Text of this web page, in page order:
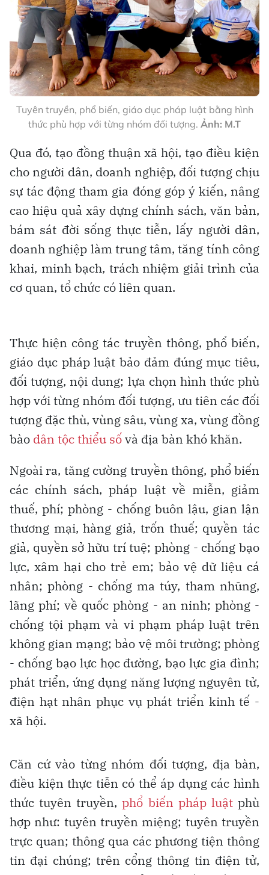
Tuyên truyền, phổ biến, giáo dục pháp luật bằng hình
thức phù hợp với từng nhóm đối tượng. Ảnh: M.T
Qua đó, tạo đồng thuận xã hội, tạo điều kiện
cho người dân, doanh nghiệp, đối tượng chịu
sự tác động tham gia đóng góp ý kiến, nâng
cao hiệu quả xây dựng chính sách, văn bản,
bám sát đời sống thực tiễn, lấy người dân,
doanh nghiệp làm trung tâm, tăng tính công
khai, minh bạch, trách nhiệm giải trình của
cơ quan, tổ chức có liên quan.
Thực hiện công tác truyền thông, phổ biến,
giáo dục pháp luật bảo đảm đúng mục tiêu,
đối tượng, nội dung; lựa chọn hình thức phù
hợp với từng nhóm đối tượng, ưu tiên các đối
tượng đặc thù, vùng sâu, vùng xa, vùng đồng
bào dân tộc thiểu sốvà địa bàn khó khăn.
Ngoài ra, tăng cường truyền thông, phổ biến
các chính sách, pháp luật về miễn, giảm
thuế, phí; phòng - chống buôn lậu, gian lận
thương mại, hàng giả, trốn thuế; quyền tác
giả, quyền sở hữu trí tuệ; phòng - chống bạo
lực, xâm hại cho trẻ em; bảo vệ dữ liệu cá
nhân; phòng - chống ma túy, tham nhũng,
lãng phí; về quốc phòng - an ninh; phòng -
chống tội phạm và vi phạm pháp luật trên
không gian mạng; bảo vệ môi trường; phòng
- chống bạo lực học đường, bạo lực gia đình;
phát triển, ứng dụng năng lượng nguyên tử,
điện hạt nhân phục vụ phát triển kinh tế -
xã hội.
Căn cứ vào từng nhóm đối tượng, địa bàn,
điều kiện thực tiễn có thể áp dụng các hình
thức tuyên truyền,phổ biến pháp luậtphù
hợp như: tuyên truyền miệng; tuyên truyền
trực quan; thông qua các phương tiện thông
tin đại chúng; trên cổng thông tin điện tử,